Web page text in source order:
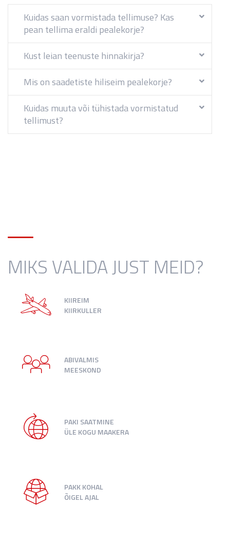
Kuidas saan vormistada tellimuse? Kas
pean tellima eraldi pealekorje?
Kust leian teenuste hinnakirja?
Mis on saadetiste hiliseim pealekorje?
Kuidas muuta või tühistada vormistatud
tellimust?
MIKS VALIDA JUST MEID?
KIIREIM
KIIRKULLER
ABIVALMIS
MEESKOND
PAKI SAATMINE
ÜLE KOGU MAAKERA
PAKK KOHAL
ÕIGEL AJAL